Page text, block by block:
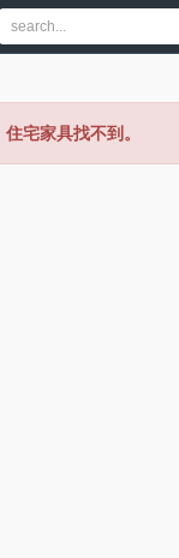
住宅家具找不到。